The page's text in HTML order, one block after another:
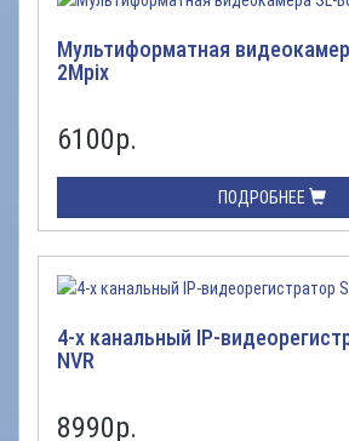
Мультиформатная
2Mpix
6100р.
ПОДРОБНЕЕ
4-х канальный IP-
NVR
8990р.